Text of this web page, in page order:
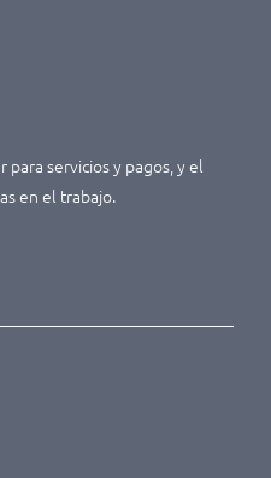
servicios y pagos, y el
en el trabajo.